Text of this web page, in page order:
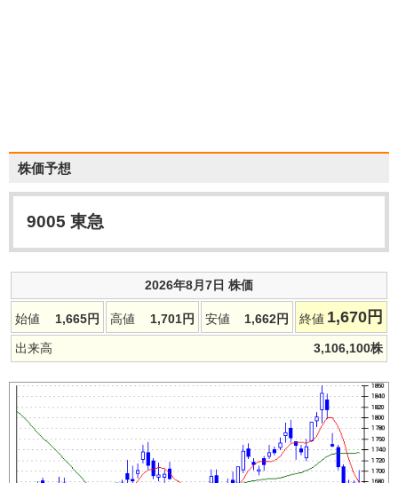
株価予想
9005 東急
2026年8月7日 株価
始値 1,665円 高値 1,701円 安値 1,662円 終値 1,670 円
出来高 3,106,100株